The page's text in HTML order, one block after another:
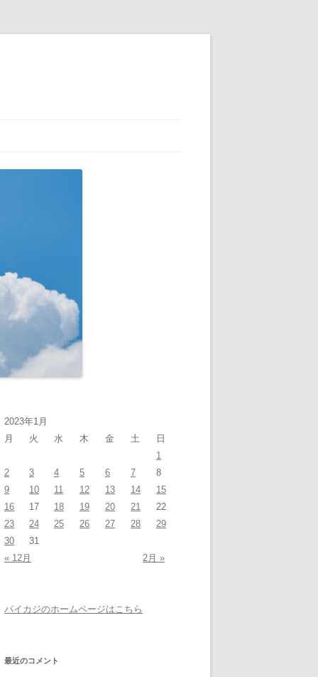
2023年1月
月
火 水 木 金 土
日
1
2
3 4 5 6 7
8
9
10 11 12 13 14
15
16
17 18 19 20 21
22
23
24 25 26 27 28
29
30
31
« 12月
2月 »
パイカジのホームページはこちら
最近のコメント